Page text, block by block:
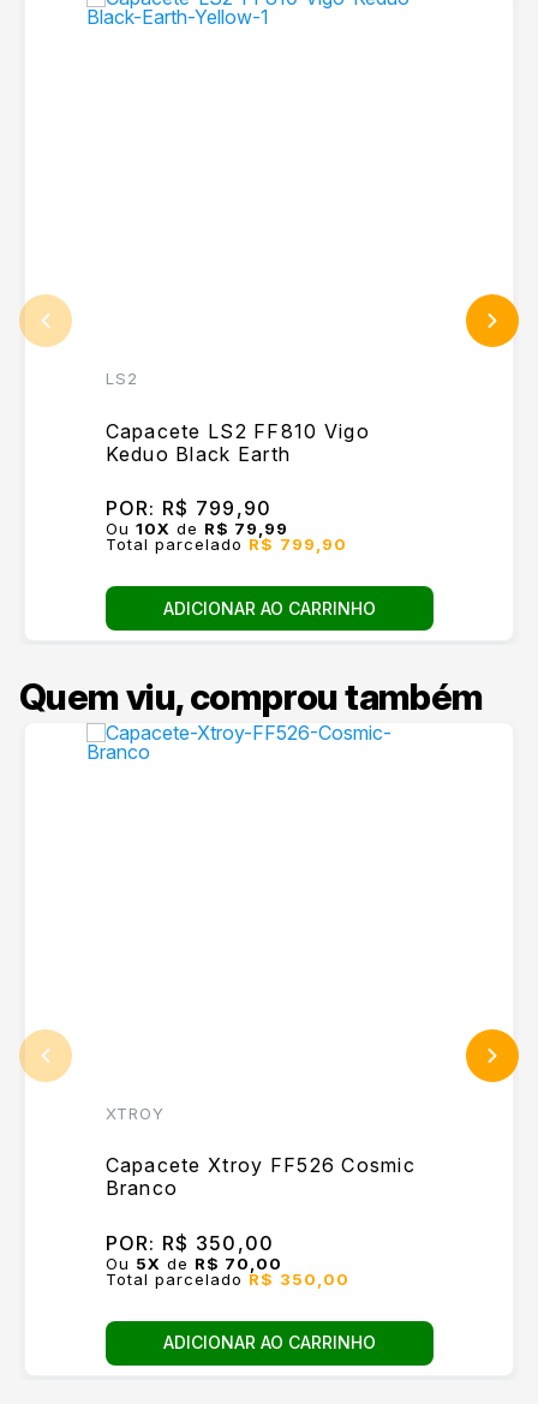
LS2
Capacete LS2 FF810 Vigo
Keduo Black Earth
POR: R$ 799,90
Ou 10X de R$ 79,99
Total parcelado R$ 799,90
ADICIONAR AO CARRINHO
Quem viu, comprou também
XTROY
Capacete Xtroy FF526 Cosmic
Branco
POR: R$ 350,00
Ou 5X de R$ 70,00
Total parcelado R$ 350,00
ADICIONAR AO CARRINHO